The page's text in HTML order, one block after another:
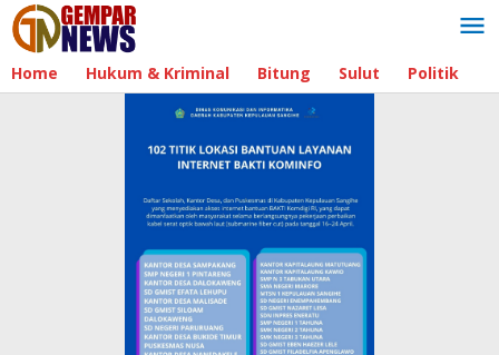
Lewati
ke
konten
Home Hukum & Kriminal Bitung Sulut Politik